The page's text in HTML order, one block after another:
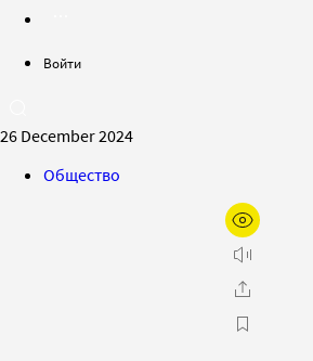
Войти
26 December 2024
Общество